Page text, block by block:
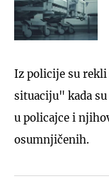
Iz policije su
situaciju" kada
u policajce i
osumnjičenih.